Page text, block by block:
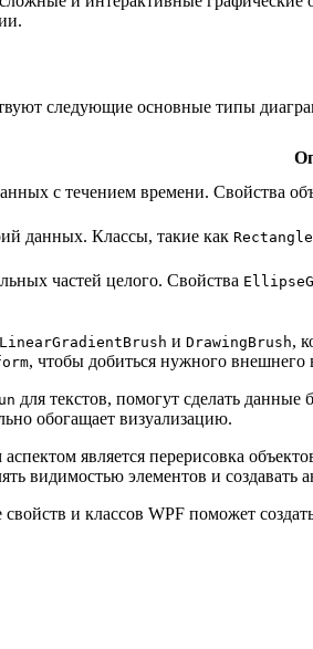
следующие основные типы
с течением времени. Свойства
данных. Классы, такие как
частей целого. Свойства
LinearGradientBrush и DrawingBrush,
, чтобы добиться нужного внешнего
для текстов, помогут сделать
обогащает визуализацию.
является перерисовка
видимостью элементов и
и классов WPF поможет